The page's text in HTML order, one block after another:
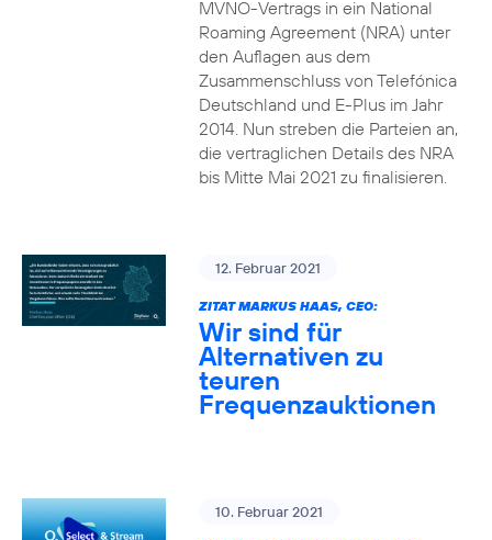
MVNO-Vertrags in ein National
Roaming Agreement (NRA) unter
den Auflagen aus dem
Zusammenschluss von Telefónica
Deutschland und E-Plus im Jahr
2014. Nun streben die Parteien an,
die vertraglichen Details des NRA
bis Mitte Mai 2021 zu finalisieren.
12. Februar 2021
ZITAT MARKUS HAAS, CEO:
Wir sind für
Alternativen zu
teuren
Frequenzauktionen
10. Februar 2021